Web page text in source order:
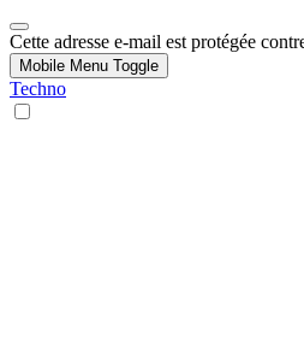
Cette adresse e-mail est protégée
Mobile Menu Toggle
Techno